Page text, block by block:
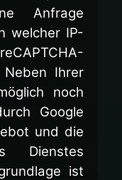
Anfrage
welcher IP-
Neben Ihrer
noch
Google
und die
Dienstes
ist